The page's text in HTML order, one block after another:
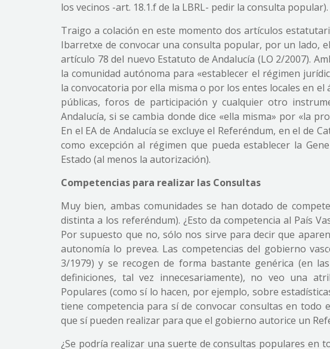
los vecinos -art. 18.1.f de la LBRL- pedir la consulta popular).
Traigo a colación en este momento dos artículos
Ibarretxe de convocar una consulta popular, por un lado,
artículo 78 del nuevo Estatuto de Andalucía (LO 2/2007).
la comunidad autónoma para «establecer el régimen
la convocatoria por ella misma o por los entes locales en
públicas, foros de participación y cualquier otro
Andalucía, si se cambia donde dice «ella misma» por «la
En el EA de Andalucía se excluye el Referéndum, en el de
como excepción al régimen que pueda establecer la
Estado (al menos la autorización).
Competencias para realizar las Consultas
Muy bien, ambas comunidades se han dotado de
distinta a los referéndum). ¿Esto da competencia al País
Por supuesto que no, sólo nos sirve para decir que
autonomía lo prevea. Las competencias del gobierno
3/1979) y se recogen de forma bastante genérica (en
definiciones, tal vez innecesariamente), no veo una
Populares (como sí lo hacen, por ejemplo, sobre
tiene competencia para sí de convocar consultas en
que sí pueden realizar para que el gobierno autorice un
¿Se podría realizar una suerte de consultas populares en